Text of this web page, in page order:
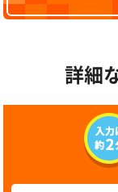
詳細